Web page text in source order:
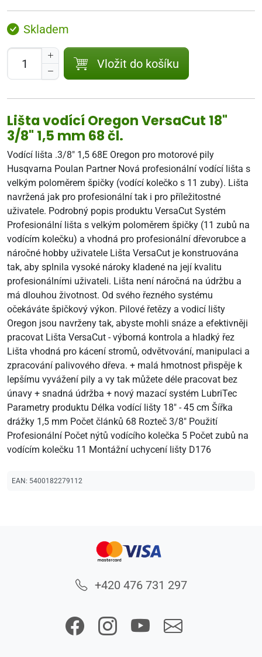
Skladem
Vložit do košíku
Lišta vodící Oregon VersaCut 18"
3/8" 1,5 mm 68 čl.
Vodící lišta .3/8" 1,5 68E Oregon pro motorové pily
Husqvarna Poulan Partner Nová profesionální vodící lišta s
velkým poloměrem špičky (vodící kolečko s 11 zuby). Lišta
navržená jak pro profesionální tak i pro příležitostné
uživatele. Podrobný popis produktu VersaCut Systém
Profesionální lišta s velkým poloměrem špičky (11 zubů na
vodícím kolečku) a vhodná pro profesionální dřevorubce a
náročné hobby uživatele Lišta VersaCut je konstruována
tak, aby splnila vysoké nároky kladené na její kvalitu
profesionálními uživateli. Lišta není náročná na údržbu a
má dlouhou životnost. Od svého řezného systému
očekáváte špičkový výkon. Pilové řetězy a vodicí lišty
Oregon jsou navrženy tak, abyste mohli snáze a efektivněji
pracovat Lišta VersaCut - výborná kontrola a hladký řez
Lišta vhodná pro kácení stromů, odvětvování, manipulaci a
zpracování palivového dřeva. + malá hmotnost přispěje k
lepšímu vyvážení pily a vy tak můžete déle pracovat bez
únavy + snadná údržba + nový mazací systém LubriTec
Parametry produktu Délka vodící lišty 18" - 45 cm Šířka
drážky 1,5 mm Počet článků 68 Rozteč 3/8" Použití
Profesionální Počet nýtů vodícího kolečka 5 Počet zubů na
vodícím kolečku 11 Montážní uchycení lišty D176
EAN: 5400182279112
+420 476 731 297